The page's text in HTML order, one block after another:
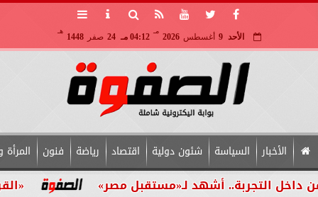
الأحد 9 أغسطس 2026
مـ
04:12 مـ 24 صفر 1448
هـ
الأخبار السياسة شئون دولية اقتصاد رياضة فنون
«القومي أشهد لـ«مستقبل مصر»